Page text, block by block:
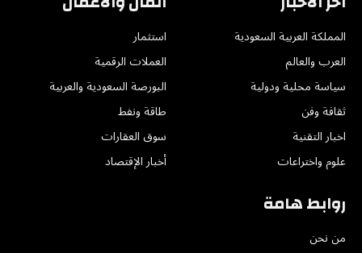
المملكة العربية السعودية
العرب والعالم
سياسة محلية ودولية
ثقافة وفن
اخبار التقنية
علوم واختراعات
استثمار
العملات الرقمية
البورصة السعودية والعربية
طاقة ونفط
سوق العقارات
أخبار الإقتصاد
روابط هامة
من نحن